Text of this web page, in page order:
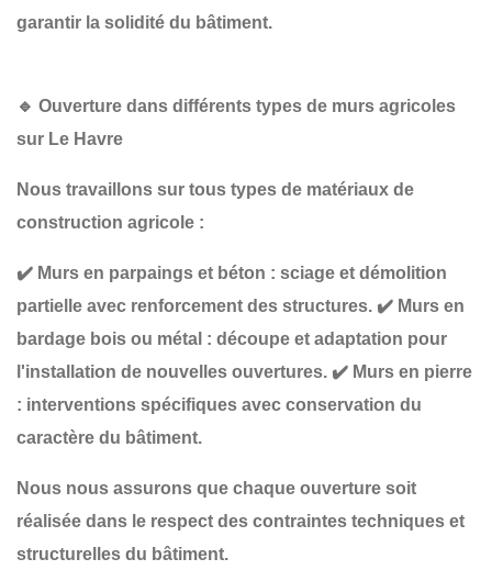
garantir la solidité du bâtiment.
🔹 Ouverture dans différents types de murs agricoles
sur Le Havre
Nous travaillons sur tous types de matériaux de
construction agricole :
✔️ Murs en parpaings et béton : sciage et démolition
partielle avec renforcement des structures. ✔️ Murs en
bardage bois ou métal : découpe et adaptation pour
l'installation de nouvelles ouvertures. ✔️ Murs en pierre
: interventions spécifiques avec conservation du
caractère du bâtiment.
Nous nous assurons que chaque ouverture soit
réalisée dans le respect des contraintes techniques et
structurelles du bâtiment.